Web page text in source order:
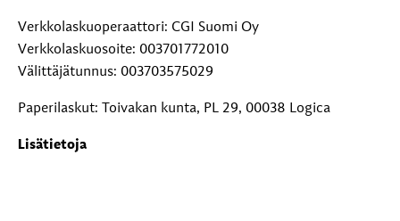
Verkkolaskuoperaattori: CGI Suomi Oy
Verkkolaskuosoite: 003701772010
Välittäjätunnus: 003703575029
Paperilaskut: Toivakan kunta, PL 29, 00038 Logica
Lisätietoja